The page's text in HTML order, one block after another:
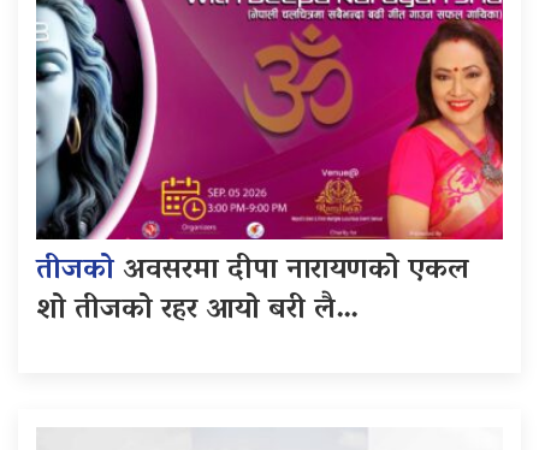
तीजकोअवसरमा दीपा नारायणको एकल
शो तीजको रहर आयो बरी लै…